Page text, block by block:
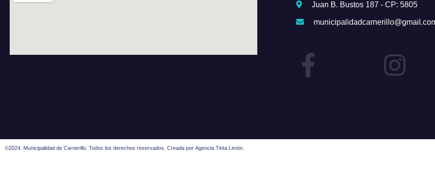
Juan B. Bustos 187 - CP: 5805
©2024. Municipalidad de Carnerillo. Todos los derechos reservados. Creada por Agencia Tinta Limón.